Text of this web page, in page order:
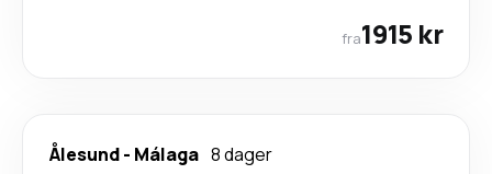
fra1915 kr
Ålesund- Málaga 8 dager